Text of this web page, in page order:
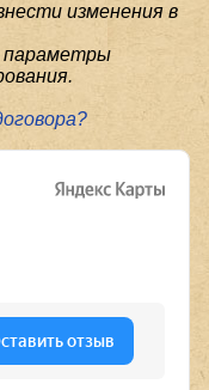
изменения в
параметры